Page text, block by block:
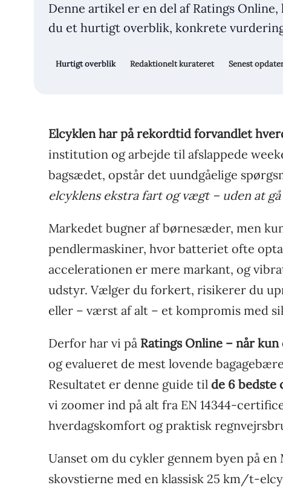
Denne artikel er en del af Ratings
du et hurtigt overblik, konkrete
Hurtigt overblik Redaktionelt kurateret Senest
Elcyklen har på rekordtid forvandlet
institution og arbejde til afslappede
bagsædet, opstår det uundgåelige
elcyklens ekstra fart og vægt – uden at
Markedet bugner af børnesæder, men
pendlermaskiner, hvor batteriet ofte
accelerationen er mere markant, og
udstyr. Vælger du forkert, risikerer du
eller – værst af alt – et kompromis med
Derfor har vi på Ratings Online – når
og evalueret de mest lovende
Resultatet er denne guide til de 6 bedste
vi zoomer ind på alt fra EN 14344-
hverdags­komfort og praktisk
Uanset om du cykler gennem byen på
skovstierne med en klassisk 25 km/t-